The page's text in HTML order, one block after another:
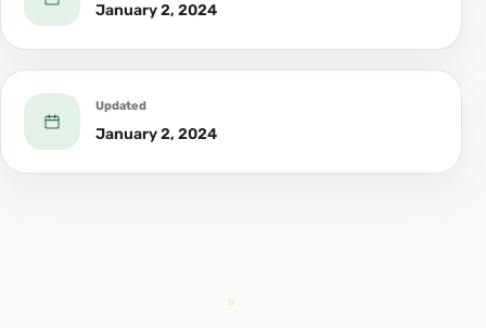
January 2, 2024
Updated
January 2, 2024